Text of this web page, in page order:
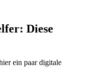
Diese
ein paar digitale